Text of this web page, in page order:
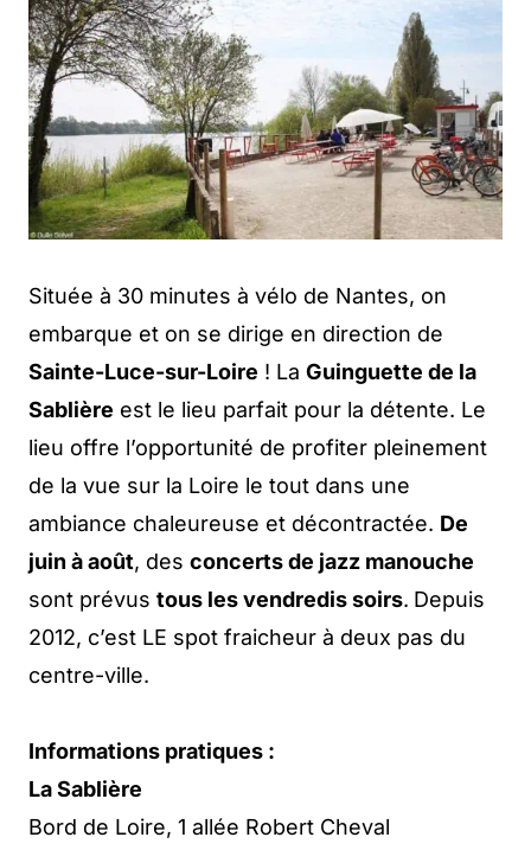
Située à 30 minutes à vélo de Nantes, on
embarque et on se dirige en direction de
Sainte-Luce-sur-Loire ! La Guinguette de la
Sablière est le lieu parfait pour la détente. Le
lieu offre l’opportunité de profiter pleinement
de la vue sur la Loire le tout dans une
ambiance chaleureuse et décontractée. De
juin à août, des concerts de jazz manouche
sont prévus tous les vendredis soirs. Depuis
2012, c’est LE spot fraicheur à deux pas du
centre-ville.
Informations pratiques :
La Sablière
Bord de Loire, 1 allée Robert Cheval